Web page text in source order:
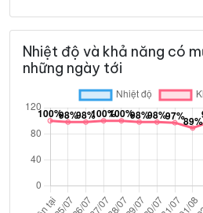
Nhiệt độ và khả năng có
những ngày tới